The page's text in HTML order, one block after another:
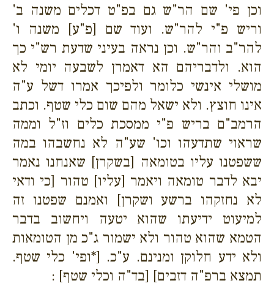
וכן פי' שם הר"ש גם בפ"ט דכלים משנה ב'
וריש פ"י להר"ש. ועוד שם [פ"ע] משנה ו'
להר"ב והר"ש. וכן נראה בעיני שדעת רש"י כך
הוא. ולדבריהם הא דאמרן לשבעה יומי לא
מושלי אינשי כלומר ולפיכך אמרו דשל ע"ה
אינו חוצץ. ולא ישאל מהם שום כלי שטף. וכתב
הרמב"ם בריש פ"י ממסכת כלים וז"ל וממה
שראוי שתדעהו וכו' שע"ה לא נחשבהו במה
ששפטנו עליו בטומאה [בשקרן] שאנחנו נאמר
יבא לדבר טומאה ויאמר [עליו] טהור [כי ודאי
לא נחזקהו ברשע ושקרן] ואמנם שפטנו זה
למיעוט ידיעתו שהוא יטעה ויחשוב בדבר
הטמא שהוא טהור ולא ישמור ג"כ מן הטומאות
ולא ידע חלוקן ומנינם. ע"כ. [*ופי' כלי שטף.
תמצא ברפ"ה דזבים] [בד"ה וכלי שטף] :